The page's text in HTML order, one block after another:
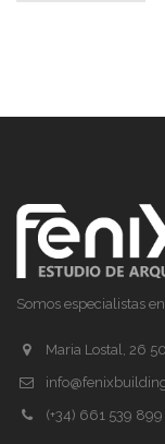
Somos especialistas
Maria Lostal, 26
(+34) 661 539 899